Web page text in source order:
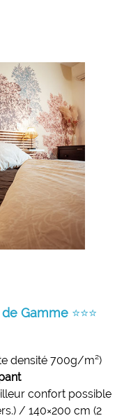
de Gamme ⭐⭐⭐
densité 700g/m²)
confort possible
/ 140×200 cm (2